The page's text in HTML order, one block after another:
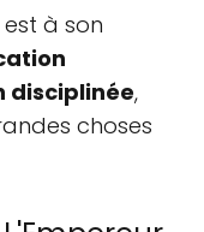
à son
disciplinée,
choses